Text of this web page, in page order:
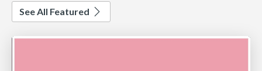
See All Featured